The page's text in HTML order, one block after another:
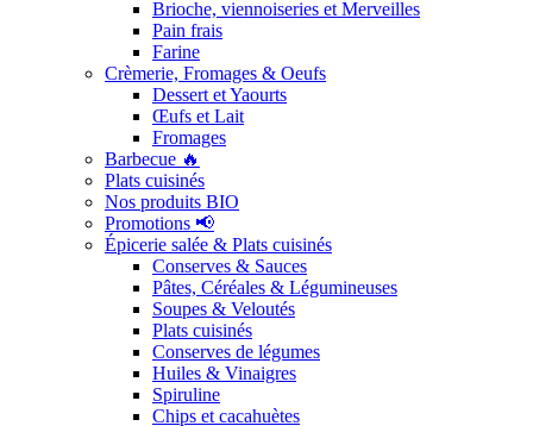
Brioche, viennoiseries et Merveilles
Pain frais
Farine
Crèmerie, Fromages & Oeufs
Dessert et Yaourts
Œufs et Lait
Fromages
Barbecue 🔥
Plats cuisinés
Nos produits BIO
Promotions 📢
Épicerie salée & Plats cuisinés
Conserves & Sauces
Pâtes, Céréales & Légumineuses
Soupes & Veloutés
Plats cuisinés
Conserves de légumes
Huiles & Vinaigres
Spiruline
Chips et cacahuètes